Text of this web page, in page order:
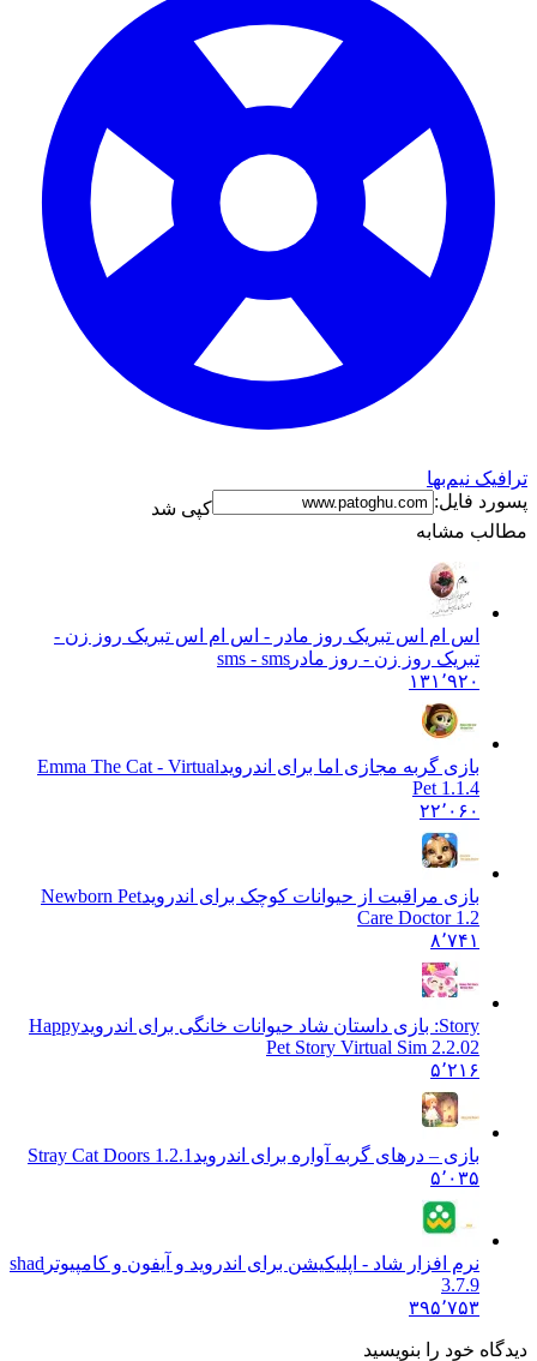
ترافیک نیم‌بها
پسورد فایل:
کپی شد
مطالب مشابه
اس ام اس تبریک روز مادر - اس ام اس تبریک روز زن -
تبریک روز زن - روز مادر sms - sms
۱۳۱٬۹۲۰
بازی گربه مجازی اما برای اندرویدEmma The Cat - Virtual
Pet 1.1.4
۲۲٬۰۶۰
بازی مراقبت از حیوانات کوچک برای اندرویدNewborn Pet
Care Doctor 1.2
۸٬۷۴۱
Story: بازی داستان شاد حیوانات خانگی برای اندروید
Happy
Pet Story Virtual Sim 2.2.02
۵٬۲۱۶
بازی – درهای گربه آواره برای اندروید Stray Cat Doors 1.2.1
۵٬۰۳۵
نرم افزار شاد - اپلیکیشن برای اندروید و آیفون و کامپیوتر shad
3.7.9
۳۹۵٬۷۵۳
دیدگاه خود را بنویسید